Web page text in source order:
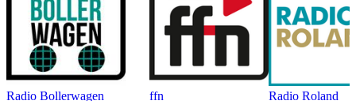
Radio Bollerwagen
ffn
Radio Roland